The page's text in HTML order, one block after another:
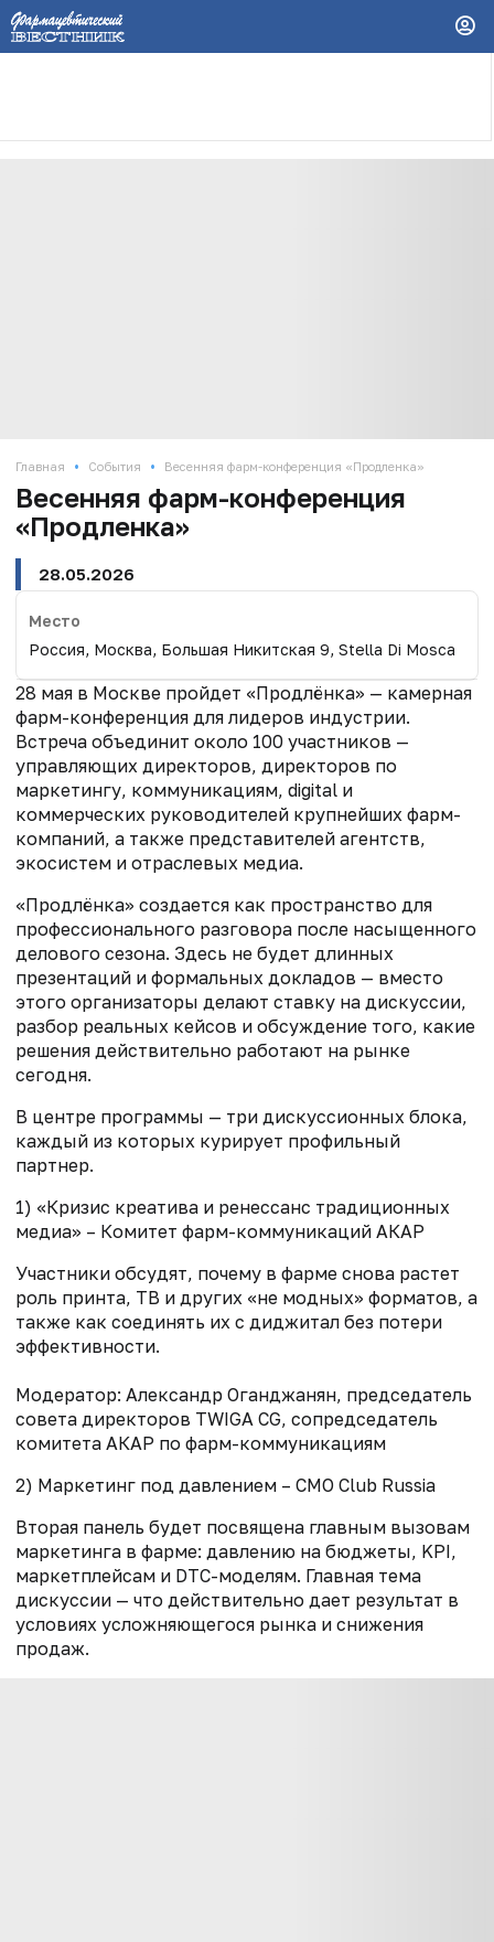
Главная • События • Весенняя фарм-конференция «Продленка»
Весенняя фарм-конференция
«Продленка»
28.05.2026
Место
Россия, Москва, Большая Никитская 9, Stella Di Mosca
28 мая в Москве пройдет «Продлёнка» — камерная
фарм-конференция для лидеров индустрии.
Встреча объединит около 100 участников —
управляющих директоров, директоров по
маркетингу, коммуникациям, digital и
коммерческих руководителей крупнейших фарм-
компаний, а также представителей агентств,
экосистем и отраслевых медиа.
«Продлёнка» создается как пространство для
профессионального разговора после насыщенного
делового сезона. Здесь не будет длинных
презентаций и формальных докладов — вместо
этого организаторы делают ставку на дискуссии,
разбор реальных кейсов и обсуждение того, какие
решения действительно работают на рынке
сегодня.
В центре программы — три дискуссионных блока,
каждый из которых курирует профильный
партнер.
1) «Кризис креатива и ренессанс традиционных
медиа» – Комитет фарм-коммуникаций АКАР
Участники обсудят, почему в фарме снова растет
роль принта, ТВ и других «не модных» форматов, а
также как соединять их с диджитал без потери
эффективности.
Модератор: Александр Оганджанян, председатель
совета директоров TWIGA CG, сопредседатель
комитета АКАР по фарм-коммуникациям
2) Маркетинг под давлением – CMO Club Russia
Вторая панель будет посвящена главным вызовам
маркетинга в фарме: давлению на бюджеты, KPI,
маркетплейсам и DTC-моделям. Главная тема
дискуссии — что действительно дает результат в
условиях усложняющегося рынка и снижения
продаж.